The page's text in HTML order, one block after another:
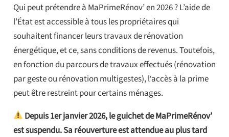
Qui peut prétendre à MaPrimeRénov’ en 2026 ? L’aide de
l’État est accessible à tous les propriétaires qui
souhaitent financer leurs travaux de rénovation
énergétique, et ce, sans conditions de revenus. Toutefois,
en fonction du parcours de travaux effectués (rénovation
par geste ou rénovation multigestes), l‘accès à la prime
peut être restreint pour certains ménages.
Depuis 1er janvier 2026, le guichet de MaPrimeRénov’
est suspendu. Sa réouverture est attendue au plus tard